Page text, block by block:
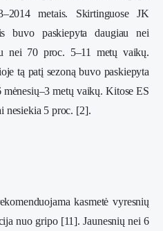
metais. Skirtinguose JK
buvo paskiepyta daugiau nei
nei 70 proc. 5–11 metų vaikų.
tą patį sezoną buvo paskiepyta
metų vaikų. Kitose ES
nesiekia 5 proc. [2].
kasmetė vyresnių
nuo gripo [11]. Jaunesnių nei 6